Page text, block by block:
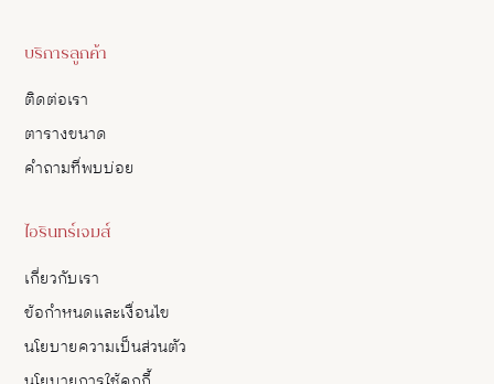
บริการลูกค้า
ติดต่อเรา
ตารางขนาด
คำถามที่พบบ่อย
ไอรินทร์เจมส์
เกี่ยวกับเรา
ข้อกำหนดและเงื่อนไข
นโยบายความเป็นส่วนตัว